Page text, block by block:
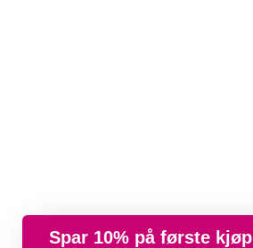
Spar 10% på første kjøp